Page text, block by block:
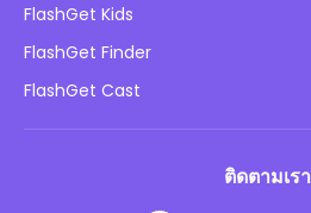
นโยบายการโฆษณา
อย่าขายข้อมูลของฉัน
ความปลอดภัยของเด็กออนไลน์
ดาวน์โหลด
FlashGet Kids
FlashGet Finder
FlashGet Cast
ติดตามเรา